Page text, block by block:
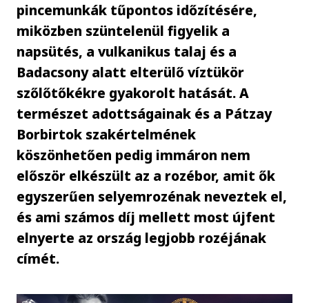
pincemunkák tűpontos időzítésére,
miközben szüntelenül figyelik a
napsütés, a vulkanikus talaj és a
Badacsony alatt elterülő víztükör
szőlőtőkékre gyakorolt hatását. A
természet adottságainak és a Pátzay
Borbirtok szakértelmének
köszönhetően pedig immáron nem
először elkészült az a rozébor, amit ők
egyszerűen selyemrozénak neveztek el,
és ami számos díj mellett most újfent
elnyerte az ország legjobb rozéjának
címét.